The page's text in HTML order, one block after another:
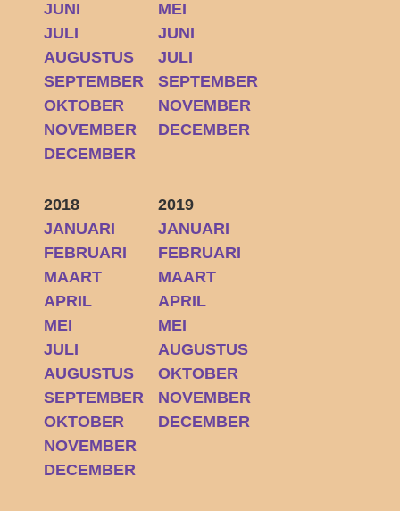
JUNI
JULI
AUGUSTUS
SEPTEMBER
OKTOBER
NOVEMBER
DECEMBER
MEI
JUNI
JULI
SEPTEMBER
NOVEMBER
DECEMBER
2018
JANUARI
FEBRUARI
MAART
APRIL
MEI
JULI
AUGUSTUS
SEPTEMBER
OKTOBER
NOVEMBER
DECEMBER
2019
JANUARI
FEBRUARI
MAART
APRIL
MEI
AUGUSTUS
OKTOBER
NOVEMBER
DECEMBER